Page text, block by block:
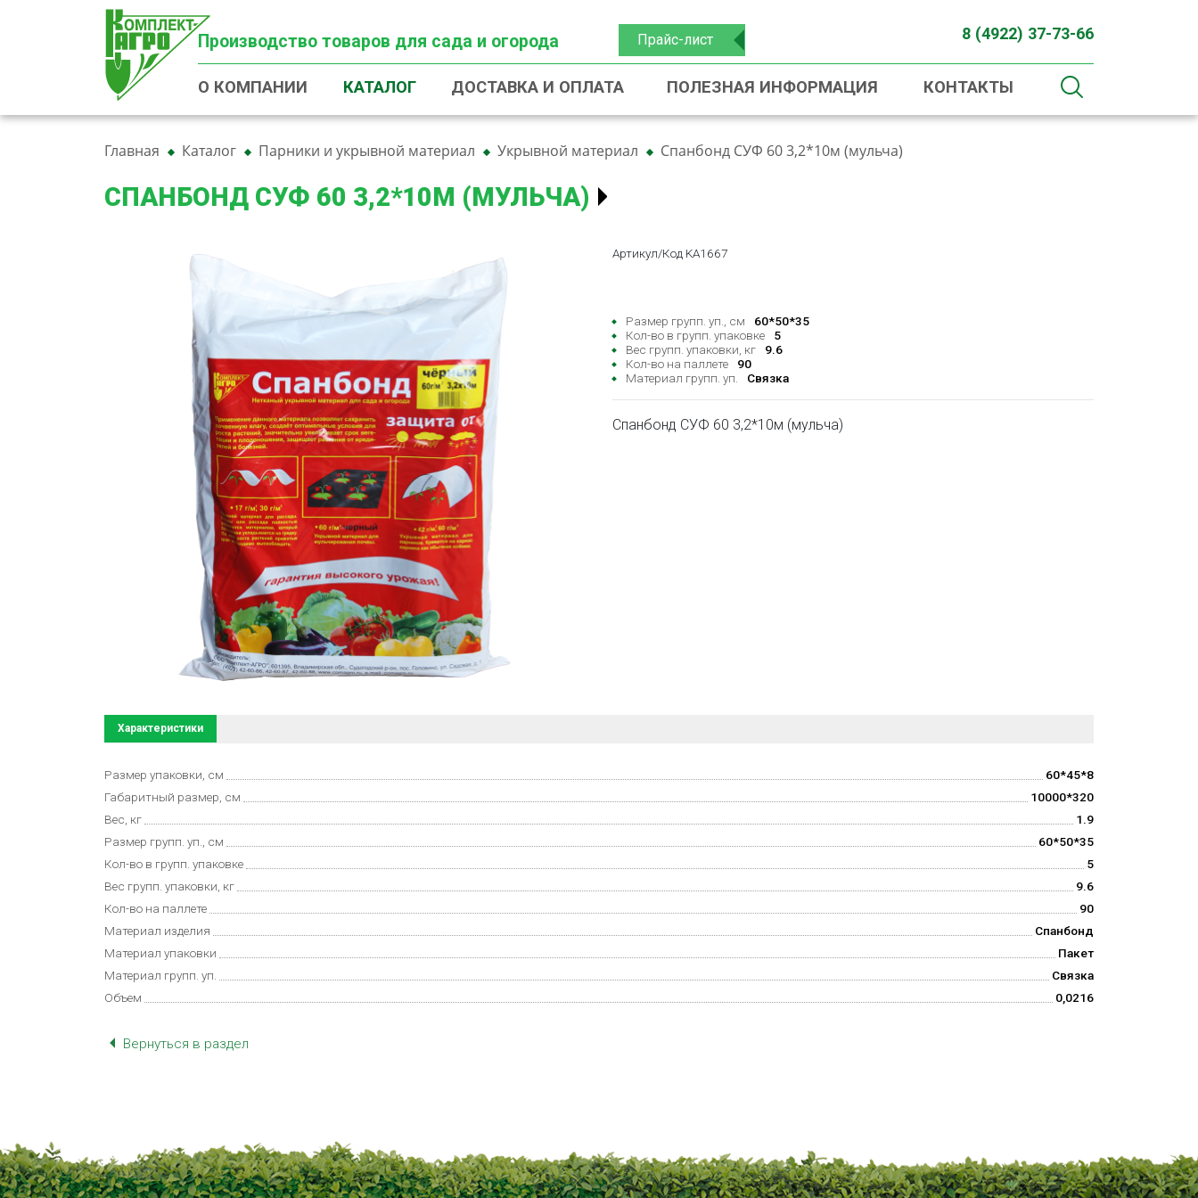
Производство товаров для сада и огорода Прайс-лист 8 (4922) 37-73-66
О КОМПАНИИ КАТАЛОГ ДОСТАВКА И ОПЛАТА ПОЛЕЗНАЯ ИНФОРМАЦИЯ КОНТАКТЫ
Главная Каталог Парники и укрывной материал Укрывной материал Спанбонд СУФ 60 3,2*10м (мульча)
СПАНБОНД СУФ 60 3,2*10М (МУЛЬЧА)
Артикул/Код KA1667
Размер групп. уп., см
60*50*35
Кол-во в групп. упаковке
5
Вес групп. упаковки, кг
9.6
Кол-во на паллете
90
Материал групп. уп.
Связка
Спанбонд СУФ 60 3,2*10м (мульча)
Характеристики
Размер упаковки, см
60*45*8
Габаритный размер, см
10000*320
Вес, кг
1.9
Размер групп. уп., см
60*50*35
Кол-во в групп. упаковке
5
Вес групп. упаковки, кг
9.6
Кол-во на паллете
90
Материал изделия
Спанбонд
Материал упаковки
Пакет
Материал групп. уп.
Связка
Объем
0,0216
Вернуться в раздел